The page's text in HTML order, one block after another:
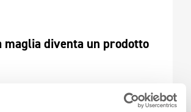
maglia diventa un prodotto